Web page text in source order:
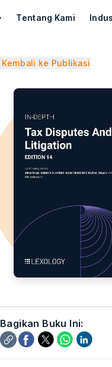
Tentang Kami
Kembali ke Publikasi
Bagikan Buku Ini: